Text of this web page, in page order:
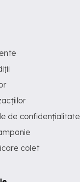
de confidențialitate
colet